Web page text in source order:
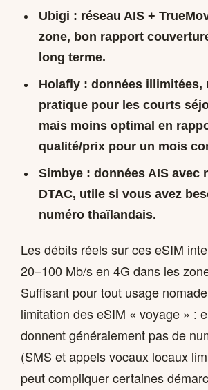
Ubigi : réseau AIS +
zone, bon rapport
long terme.
Holafly: données illimitées,
pratique pour les courts
mais moins optimal en
qualité/prix pour un mois
Simbye: données AIS avec
DTAC, utile si vous avez
numéro thaïlandais.
Les débits réels sur ces eSIM
20–100 Mb/s en 4G dans les
Suffisant pour tout usage
limitation des eSIM « voyage » :
donnent généralement pas de
(SMS et appels vocaux locaux
peut compliquer certaines